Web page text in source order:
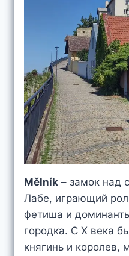
Mělník – замок над
Лабе, играющий
фетиша и
городка. С X века
княгинь и королев,